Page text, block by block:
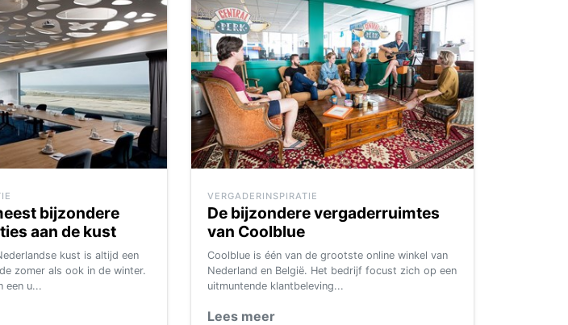
bijzondere
aan de kust
kust is altijd een
zomer als ook in de winter.
een u...
VERGADERINSPIRATIE
De bijzondere vergaderruimtes
van Coolblue
Coolblue is één van de grootste online winkel van
Nederland en België. Het bedrijf focust zich op een
uitmuntende klantbeleving...
Lees meer